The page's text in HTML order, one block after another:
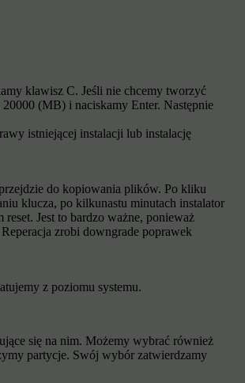
klawisz C. Jeśli nie chcemy tworzyć
(MB) i naciskamy Enter. Następnie
istniejącej instalacji lub instalację
do kopiowania plików. Po kliku
klucza, po kilkunastu minutach instalator
Jest to bardzo ważne, ponieważ
zrobi downgrade poprawek
z poziomu systemu.
się na nim. Możemy wybrać również
partycje. Swój wybór zatwierdzamy